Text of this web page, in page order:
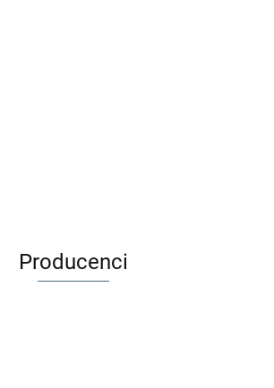
Producenci